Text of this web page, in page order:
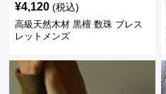
¥4,120 (税込)
高級天然木材 黒檀 数珠 ブレス
レットメンズ